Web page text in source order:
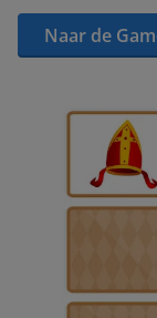
Naar de